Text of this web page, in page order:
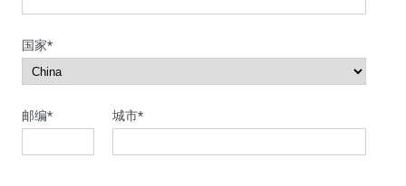
国家*
邮编* 城市*